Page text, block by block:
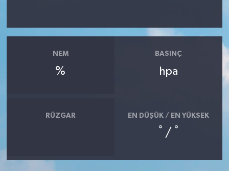
NEM
%
BASINÇ
hpa
RÜZGAR EN DÜŞÜK / EN YÜKSEK
° / °